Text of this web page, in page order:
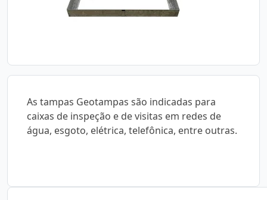
As tampas Geotampas são indicadas para
caixas de inspeção e de visitas em redes de
água, esgoto, elétrica, telefônica, entre outras.